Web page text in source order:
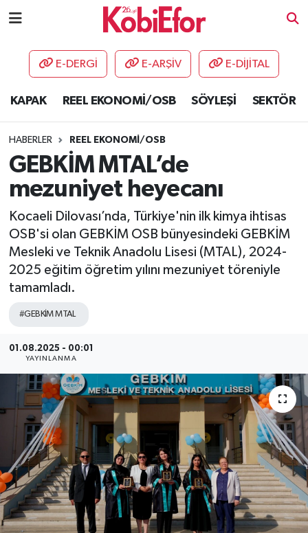
E-DERGİ E-ARŞİV E-DİJİTAL
KAPAK REEL EKONOMİ/OSB SÖYLEŞİ SEKTÖR
HABERLER REEL EKONOMİ/OSB
GEBKİM MTAL’de
mezuniyet heyecanı
Kocaeli Dilovası’nda, Türkiye'nin ilk kimya ihtisas
OSB'si olan GEBKİM OSB bünyesindeki GEBKİM
Mesleki ve Teknik Anadolu Lisesi (MTAL), 2024-
2025 eğitim öğretim yılını mezuniyet töreniyle
tamamladı.
#GEBKİM MTAL
01.08.2025 - 00:01
YAYINLANMA
AKADEMİ
DESTEK-TEŞVİK
ETKİNLİK
GÜNCEL
HABERLER
KAPAK
SÖYLEŞİ
ÜLKE
YAŞAM